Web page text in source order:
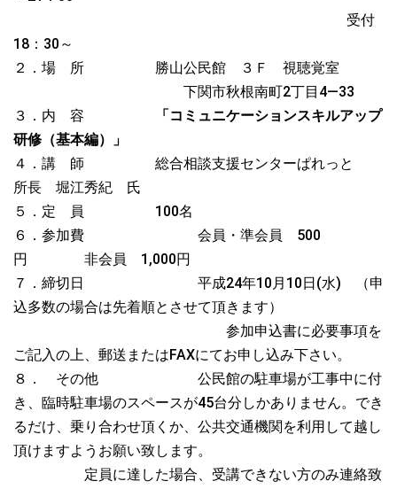
受付
18：30～
２．場 所 勝山公民館 ３Ｆ 視聴覚室
下関市秋根南町2丁目4―33
３．内 容
「コミュニケーションスキルアップ
研修（基本編）」
４．講 師 総合相談支援センターぱれっと
所長 堀江秀紀 氏
５．定 員 100名
６．参加費 会員・準会員 500
円 非会員 1,000円
７．締切日 平成24年10月10日(水) （申
込多数の場合は先着順とさせて頂きます）
参加申込書に必要事項を
ご記入の上、郵送またはFAXにてお申し込み下さい。
８． その他 公民館の駐車場が工事中に付
き、臨時駐車場のスペースが45台分しかありません。でき
るだけ、乗り合わせ頂くか、公共交通機関を利用して越し
頂けますようお願い致します。
定員に達した場合、受講できない方のみ連絡致